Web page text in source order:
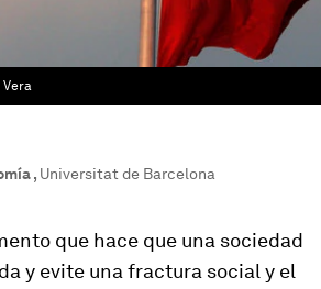
Vera
, Universitat de Barcelona
que hace que una sociedad
y evite una fractura social y el